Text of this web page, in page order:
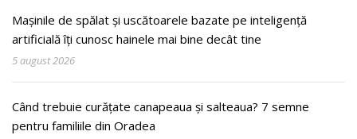
Mașinile de spălat și uscătoarele bazate pe inteligență
artificială îți cunosc hainele mai bine decât tine
5 august 2026
Când trebuie curățate canapeaua și salteaua? 7 semne
pentru familiile din Oradea